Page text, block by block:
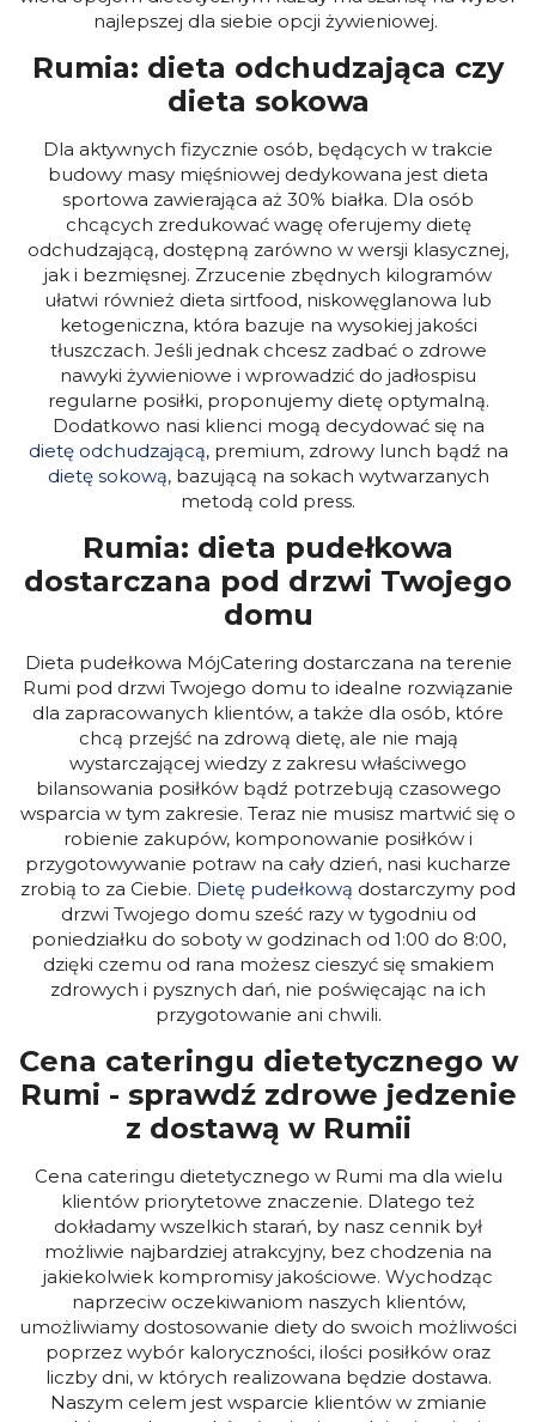
najlepszej dla siebie opcji żywieniowej.
Rumia: dieta odchudzająca czy
dieta sokowa
Dla aktywnych fizycznie osób, będących w trakcie
budowy masy mięśniowej dedykowana jest dieta
sportowa zawierająca aż 30% białka. Dla osób
chcących zredukować wagę oferujemy dietę
odchudzającą, dostępną zarówno w wersji klasycznej,
jak i bezmięsnej. Zrzucenie zbędnych kilogramów
ułatwi również dieta sirtfood, niskowęglanowa lub
ketogeniczna, która bazuje na wysokiej jakości
tłuszczach. Jeśli jednak chcesz zadbać o zdrowe
nawyki żywieniowe i wprowadzić do jadłospisu
regularne posiłki, proponujemy dietę optymalną.
Dodatkowo nasi klienci mogą decydować się na
dietę odchudzającą, premium, zdrowy lunch bądź na
dietę sokową, bazującą na sokach wytwarzanych
metodą cold press.
Rumia: dieta pudełkowa
dostarczana pod drzwi Twojego
domu
Dieta pudełkowa MójCatering dostarczana na terenie
Rumi pod drzwi Twojego domu to idealne rozwiązanie
dla zapracowanych klientów, a także dla osób, które
chcą przejść na zdrową dietę, ale nie mają
wystarczającej wiedzy z zakresu właściwego
bilansowania posiłków bądź potrzebują czasowego
wsparcia w tym zakresie. Teraz nie musisz martwić się o
robienie zakupów, komponowanie posiłków i
przygotowywanie potraw na cały dzień, nasi kucharze
zrobią to za Ciebie. Dietę pudełkową dostarczymy pod
drzwi Twojego domu sześć razy w tygodniu od
poniedziałku do soboty w godzinach od 1:00 do 8:00,
dzięki czemu od rana możesz cieszyć się smakiem
zdrowych i pysznych dań, nie poświęcając na ich
przygotowanie ani chwili.
Cena cateringu dietetycznego w
Rumi - sprawdź zdrowe jedzenie
z dostawą w Rumii
Cena cateringu dietetycznego w Rumi ma dla wielu
klientów priorytetowe znaczenie. Dlatego też
dokładamy wszelkich starań, by nasz cennik był
możliwie najbardziej atrakcyjny, bez chodzenia na
jakiekolwiek kompromisy jakościowe. Wychodząc
naprzeciw oczekiwaniom naszych klientów,
umożliwiamy dostosowanie diety do swoich możliwości
poprzez wybór kaloryczności, ilości posiłków oraz
liczby dni, w których realizowana będzie dostawa.
Naszym celem jest wsparcie klientów w zmianie